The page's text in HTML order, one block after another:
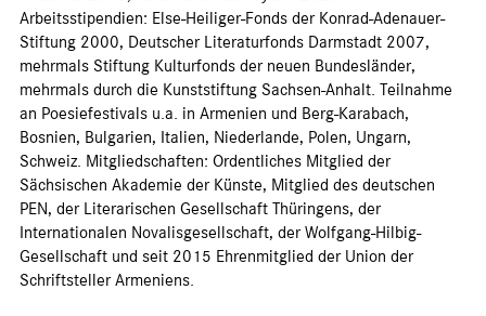
Arbeitsstipendien: Else-Heiliger-Fonds der Konrad-Adenauer-
Stiftung 2000, Deutscher Literaturfonds Darmstadt 2007,
mehrmals Stiftung Kulturfonds der neuen Bundesländer,
mehrmals durch die Kunststiftung Sachsen-Anhalt. Teilnahme
an Poesiefestivals u.a. in Armenien und Berg-Karabach,
Bosnien, Bulgarien, Italien, Niederlande, Polen, Ungarn,
Schweiz. Mitgliedschaften: Ordentliches Mitglied der
Sächsischen Akademie der Künste, Mitglied des deutschen
PEN, der Literarischen Gesellschaft Thüringens, der
Internationalen Novalisgesellschaft, der Wolfgang-Hilbig-
Gesellschaft und seit 2015 Ehrenmitglied der Union der
Schriftsteller Armeniens.